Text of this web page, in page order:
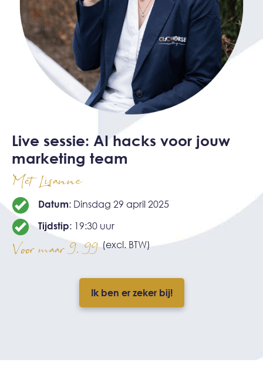
Live sessie: AI hacks voor jouw
marketing team​
Met Lisanne
Datum: Dinsdag 29 april 2025
Tijdstip: 19:30 uur
Voor maar 9, 99 (excl. BTW)
Ik ben er zeker bij!